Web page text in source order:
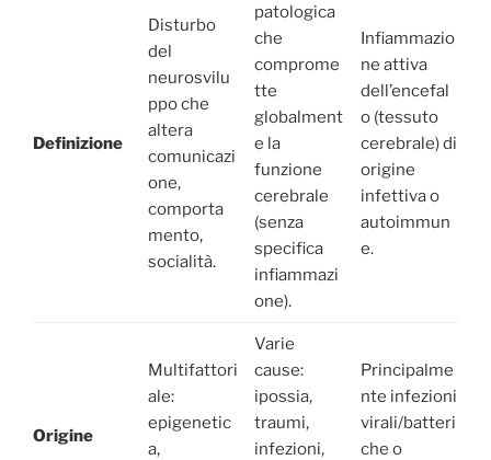
Definizione
Disturbo
del
neurosvilu
ppo che
altera
comunicazi
one,
comporta
mento,
socialità.
patologica
che
comprome
tte
globalment
e la
funzione
cerebrale
(senza
specifica
infiammazi
one).
Infiammazio
ne attiva
dell’encefal
o (tessuto
cerebrale) di
origine
infettiva o
autoimmun
e.
Origine
Multifattori
ale:
epigenetic
a,
Varie
cause:
ipossia,
traumi,
infezioni,
Principalme
nte infezioni
virali/batteri
che o